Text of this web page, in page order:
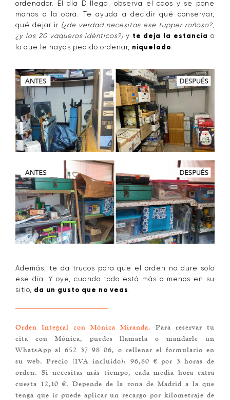
ordenador. El día D llega, observa el caos y se pone
manos a la obra. Te ayuda a decidir qué conservar,
qué dejar ir (¿de verdad necesitas ese tupper roñoso?,
¿y los 20 vaqueros idénticos?)y te deja la estancia o
lo que le hayas pedido ordenar, niquelado.
Además, te da trucos para que el orden no dure solo
ese día. Y oye, cuando todo está más o menos en su
sitio, da un gusto que no veas .
Orden Integral con Mónica Miranda.
Para reservar tu
cita con Mónica, puedes llamarla o mandarle un
WhatsApp al 652 37 98 06, o rellenar el formulario en
su web. Precio (IVA incluido): 96,80 € por 3 horas de
orden. Si necesitas más tiempo, cada media hora extra
cuesta 12,10 €. Depende de la zona de Madrid a la que
tenga que ir puede aplicar un recargo por kilometraje de